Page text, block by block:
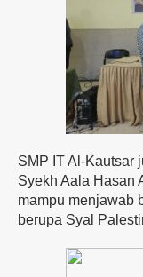
SMP IT Al-Kautsar
Syekh Aala Hasan
mampu menjawab
berupa Syal